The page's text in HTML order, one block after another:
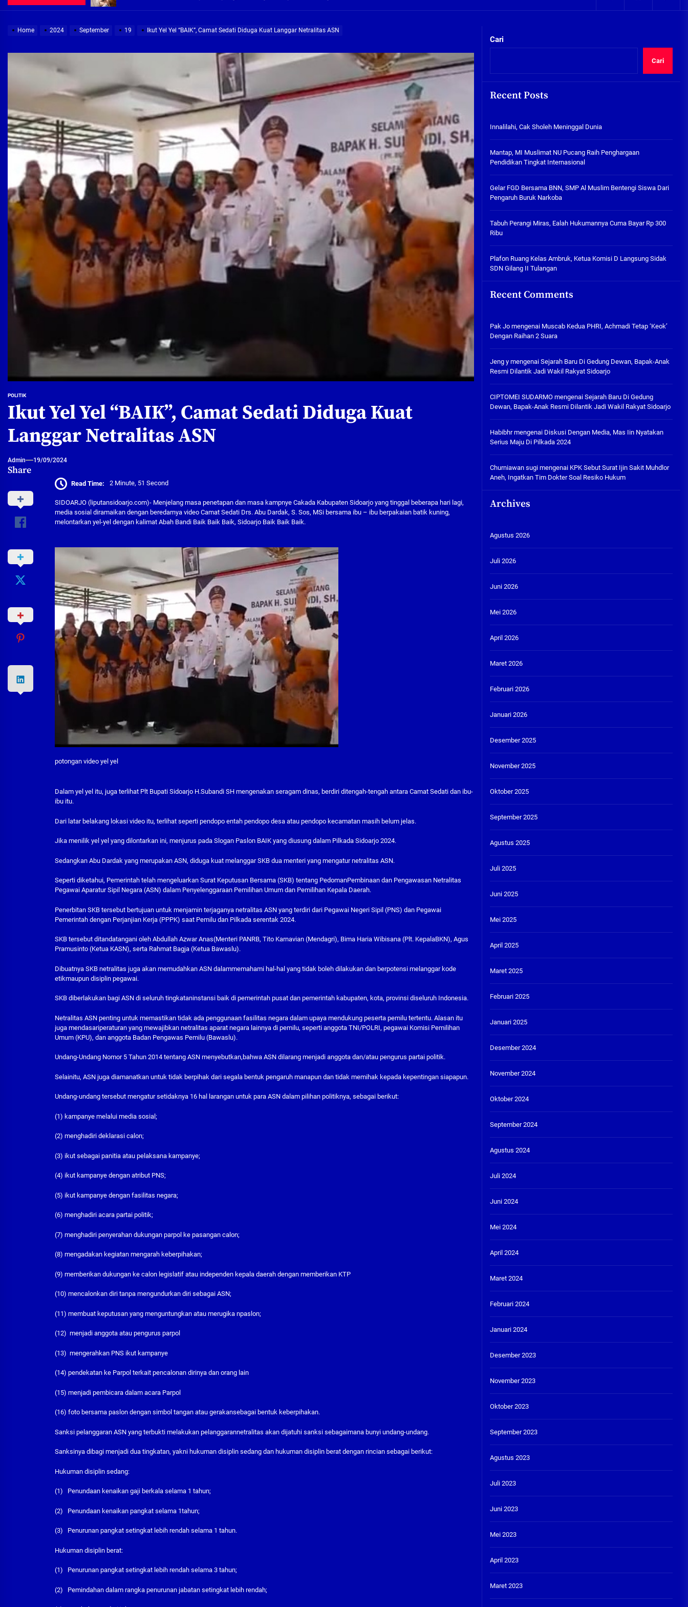
SDN Gilang II Tulangan
Mantap, MI Muslimat NU
Pucang Raih Penghargaan
Pendidikan Tingkat
Internasional
06/08/2026
Gelar FGD Bersama BNN, SMP Al
Muslim Bentengi Siswa Dari
05/08/2026
Hukumannya Cuma Bayar Rp
300 Ribu
Plafon Ruang Kelas Ambruk,
Ketua Komisi D Langsung Sidak
05/08/2026
Peduli Warga Miskin, Bupati Sidoarjo Masif Jalankan Program Rehab RTLH
Pembebasan Lahan Hampir Rampung, Pembangunan Fly over Gedangan Semakin Dekat
Terima aduan warga, Komisi A cari solusi masalah warga Seketi dan Urangagung
Demi Jajaran Direksi Delta Tirta Yang Profesional Dan Kapabel, Komisi B Dua Kali Panggil Pansel Dan Minta Ada Pakta Integritas
Home 2024 September 19 Ikut Yel Yel “BAIK”, Camat Sedati Diduga Kuat Langgar Netralitas ASN
POLITIK
Ikut Yel Yel “BAIK”, Camat Sedati Diduga Kuat
Langgar Netralitas ASN
Admin 19/09/2024
Share
Read Time: 2 Minute, 51 Second
SIDOARJO (liputansidoarjo.com)- Menjelang masa penetapan dan masa kampnye Cakada Kabupaten Sidoarjo yang tinggal beberapa hari lagi,
media sosial diramaikan dengan beredarnya video Camat Sedati Drs. Abu Dardak, S. Sos, MSi bersama ibu – ibu berpakaian batik kuning,
melontarkan yel-yel dengan kalimat Abah Bandi Baik Baik Baik, Sidoarjo Baik Baik Baik.
potongan video yel yel
Dalam yel yel itu, juga terlihat Plt Bupati Sidoarjo H.Subandi SH mengenakan seragam dinas, berdiri ditengah-tengah antara Camat Sedati dan ibu-
ibu itu.
Dari latar belakang lokasi video itu, terlihat seperti pendopo entah pendopo desa atau pendopo kecamatan masih belum jelas.
Jika menilik yel yel yang dilontarkan ini, menjurus pada Slogan Paslon BAIK yang diusung dalam Pilkada Sidoarjo 2024.
Sedangkan Abu Dardak yang merupakan ASN, diduga kuat melanggar SKB dua menteri yang mengatur netralitas ASN.
Seperti diketahui, Pemerintah telah mengeluarkan Surat Keputusan Bersama (SKB) tentang PedomanPembinaan dan Pengawasan Netralitas
Pegawai Aparatur Sipil Negara (ASN) dalam Penyelenggaraan Pemilihan Umum dan Pemilihan Kepala Daerah.
Penerbitan SKB tersebut bertujuan untuk menjamin terjaganya netralitas ASN yang terdiri dari Pegawai Negeri Sipil (PNS) dan Pegawai
Pemerintah dengan Perjanjian Kerja (PPPK) saat Pemilu dan Pilkada serentak 2024.
SKB tersebut ditandatangani oleh Abdullah Azwar Anas(Menteri PANRB, Tito Karnavian (Mendagri), Bima Haria Wibisana (Plt. KepalaBKN), Agus
Pramusinto (Ketua KASN), serta Rahmat Bagja (Ketua Bawaslu).
Dibuatnya SKB netralitas juga akan memudahkan ASN dalammemahami hal-hal yang tidak boleh dilakukan dan berpotensi melanggar kode
etikmaupun disiplin pegawai.
SKB diberlakukan bagi ASN di seluruh tingkataninstansi baik di pemerintah pusat dan pemerintah kabupaten, kota, provinsi diseluruh Indonesia.
Netralitas ASN penting untuk memastikan tidak ada penggunaan fasilitas negara dalam upaya mendukung peserta pemilu tertentu. Alasan itu
juga mendasariperaturan yang mewajibkan netralitas aparat negara lainnya di pemilu, seperti anggota TNI/POLRI, pegawai Komisi Pemilihan
Umum (KPU), dan anggota Badan Pengawas Pemilu (Bawaslu).
Undang-Undang Nomor 5 Tahun 2014 tentang ASN menyebutkan,bahwa ASN dilarang menjadi anggota dan/atau pengurus partai politik.
Selainitu, ASN juga diamanatkan untuk tidak berpihak dari segala bentuk pengaruh manapun dan tidak memihak kepada kepentingan siapapun.
Undang-undang tersebut mengatur setidaknya 16 hal larangan untuk para ASN dalam pilihan politiknya, sebagai berikut:
(1) kampanye melalui media sosial;
(2) menghadiri deklarasi calon;
(3) ikut sebagai panitia atau pelaksana kampanye;
(4) ikut kampanye dengan atribut PNS;
(5) ikut kampanye dengan fasilitas negara;
(6) menghadiri acara partai politik;
(7) menghadiri penyerahan dukungan parpol ke pasangan calon;
(8) mengadakan kegiatan mengarah keberpihakan;
(9) memberikan dukungan ke calon legislatif atau independen kepala daerah dengan memberikan KTP
(10) mencalonkan diri tanpa mengundurkan diri sebagai ASN;
(11) membuat keputusan yang menguntungkan atau merugika npaslon;
(12) menjadi anggota atau pengurus parpol
(13) mengerahkan PNS ikut kampanye
(14) pendekatan ke Parpol terkait pencalonan dirinya dan orang lain
(15) menjadi pembicara dalam acara Parpol
(16) foto bersama paslon dengan simbol tangan atau gerakansebagai bentuk keberpihakan.
Sanksi pelanggaran ASN yang terbukti melakukan pelanggarannetralitas akan dijatuhi sanksi sebagaimana bunyi undang-undang.
Sanksinya dibagi menjadi dua tingkatan, yakni hukuman disiplin sedang dan hukuman disiplin berat dengan rincian sebagai berikut:
Hukuman disiplin sedang:
(1) Penundaan kenaikan gaji berkala selama 1 tahun;
(2) Penundaan kenaikan pangkat selama 1tahun;
(3) Penurunan pangkat setingkat lebih rendah selama 1 tahun.
Hukuman disiplin berat:
(1) Penurunan pangkat setingkat lebih rendah selama 3 tahun;
(2) Pemindahan dalam rangka penurunan jabatan setingkat lebih rendah;
Cari
Cari
Recent Posts
Innalilahi, Cak Sholeh Meninggal Dunia
Mantap, MI Muslimat NU Pucang Raih Penghargaan
Pendidikan Tingkat Internasional
Gelar FGD Bersama BNN, SMP Al Muslim Bentengi Siswa Dari
Pengaruh Buruk Narkoba
Tabuh Perangi Miras, Ealah Hukumannya Cuma Bayar Rp 300
Ribu
Plafon Ruang Kelas Ambruk, Ketua Komisi D Langsung Sidak
SDN Gilang II Tulangan
Recent Comments
Pak Jomengenai Muscab Kedua PHRI, Achmadi Tetap ‘Keok’
Dengan Raihan 2 Suara
Jeng ymengenai Sejarah Baru Di Gedung Dewan, Bapak-Anak
Resmi Dilantik Jadi Wakil Rakyat Sidoarjo
CIPTOMEI SUDARMOmengenai Sejarah Baru Di Gedung
Dewan, Bapak-Anak Resmi Dilantik Jadi Wakil Rakyat Sidoarjo
Habibhrmengenai Diskusi Dengan Media, Mas Iin Nyatakan
Serius Maju Di Pilkada 2024
Churniawan sugimengenai KPK Sebut Surat Ijin Sakit Muhdlor
Aneh, Ingatkan Tim Dokter Soal Resiko Hukum
Archives
Agustus 2026
Juli 2026
Juni 2026
Mei 2026
April 2026
Maret 2026
Februari 2026
Januari 2026
Desember 2025
November 2025
Oktober 2025
September 2025
Agustus 2025
Juli 2025
Juni 2025
Mei 2025
April 2025
Maret 2025
Februari 2025
Januari 2025
Desember 2024
November 2024
Oktober 2024
September 2024
Agustus 2024
Juli 2024
Juni 2024
Mei 2024
April 2024
Maret 2024
Februari 2024
Januari 2024
Desember 2023
November 2023
Oktober 2023
September 2023
Agustus 2023
Juli 2023
Juni 2023
Mei 2023
April 2023
Maret 2023